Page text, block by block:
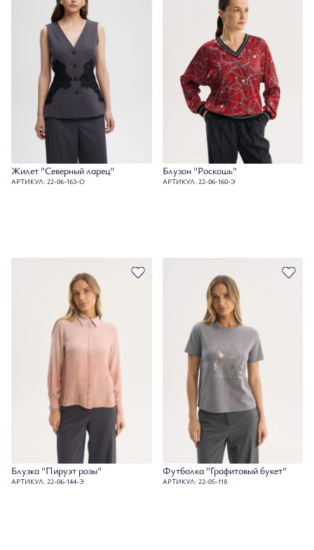
Жилет "Северный ларец"
АРТИКУЛ: 22-06-163-О
Блузон "Роскошь"
АРТИКУЛ: 22-06-160-Э
Блузка "Пируэт розы"
АРТИКУЛ: 22-06-144-Э
Футболка "Графитовый букет"
АРТИКУЛ: 22-05-118